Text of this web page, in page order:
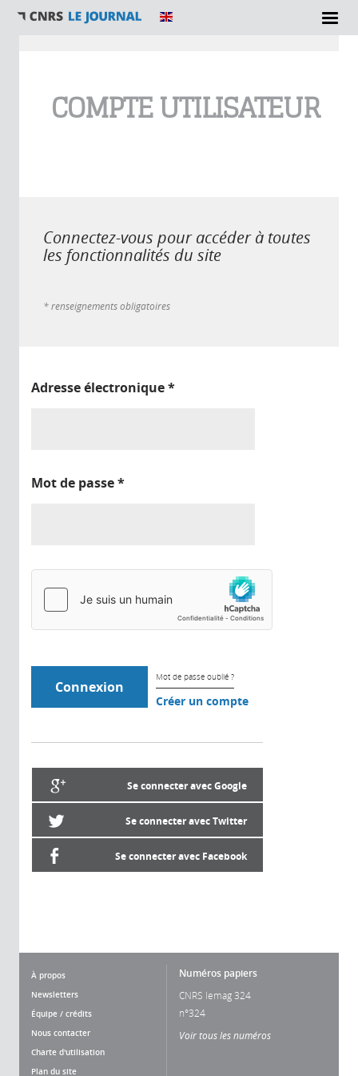
COMPTE UTILISATEUR
Connectez-vous pour accéder à toutes
les fonctionnalités du site
* renseignements obligatoires
Adresse électronique*
Mot de passe*
Mot de passe oublié ?
Créer un compte
Se connecter avec Google
Se connecter avec Twitter
Se connecter avec Facebook
À propos
Newsletters
Équipe / crédits
Nous contacter
Charte d'utilisation
Plan du site
Numéros papiers
CNRS lemag 324
n°324
Voir tous les numéros